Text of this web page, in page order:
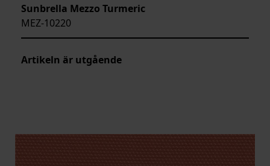
Sunbrella Mezzo Turmeric
MEZ-10220
Artikeln är utgående